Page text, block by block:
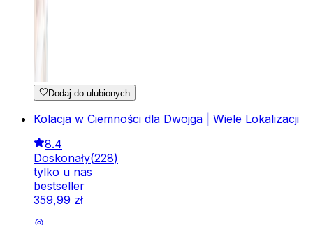
Dodaj do ulubionych
Kolacja w Ciemności dla Dwojga | Wiele Lokalizacji
8.4
Doskonały(228)
tylko u nas
bestseller
359,99 zł